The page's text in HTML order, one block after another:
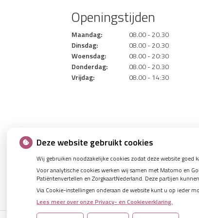
Openingstijden
Maandag:
08.00 - 20.30
Dinsdag:
08.00 - 20.30
Woensdag:
08.00 - 20:30
Donderdag:
08.00 - 20.30
Vrijdag:
08.00 - 14:30
Deze website gebruikt cookies
Wij gebruiken noodzakelijke cookies zodat deze website
Voor analytische cookies werken wij samen met Matomo en
Patiëntenvertellen en ZorgkaartNederland. Deze partijen
Via Cookie-instellingen onderaan de website kunt u op ieder
Lees meer over onze Privacy- en Cookieverklaring.